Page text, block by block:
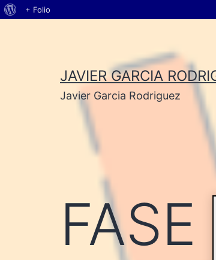
Quant
+ Folio
JAVIER GARCIA
Javier Garcia Rodriguez